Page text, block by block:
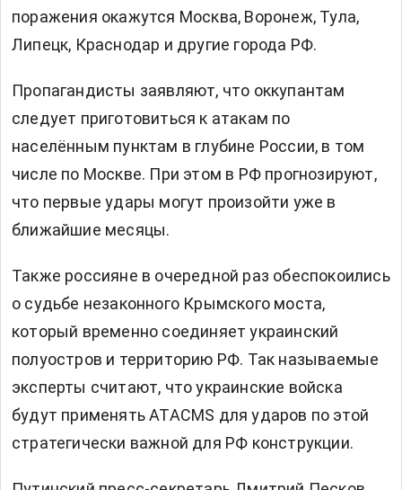
поражения окажутся Москва, Воронеж, Тула,
Липецк, Краснодар и другие города РФ.
Пропагандисты заявляют, что оккупантам
следует приготовиться к атакам по
населённым пунктам в глубине России, в том
числе по Москве. При этом в РФ прогнозируют,
что первые удары могут произойти уже в
ближайшие месяцы.
Также россияне в очередной раз обеспокоились
о судьбе незаконного Крымского моста,
который временно соединяет украинский
полуостров и территорию РФ. Так называемые
эксперты считают, что украинские войска
будут применять ATACMS для ударов по этой
стратегически важной для РФ конструкции.